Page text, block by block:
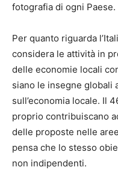
fotografia di ogni Paese.
Per quanto riguarda
considera le attività in
delle economie locali
siano le insegne globali
sull’economia locale. Il
proprio contribuiscano
delle proposte nelle
pensa che lo stesso
non indipendenti.